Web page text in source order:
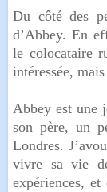
Du côté des
d’Abbey. En
le colocataire
intéressée,
Abbey est une
son père, un
Londres.
vivre sa vie
expériences,